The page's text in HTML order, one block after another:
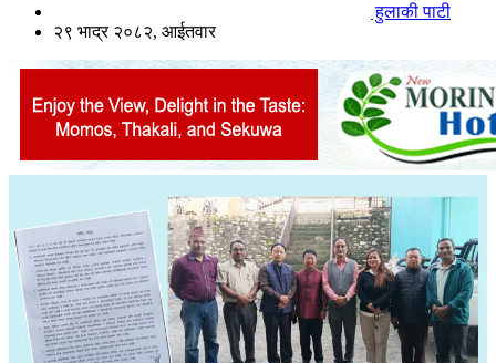
हुलाकी पाटी
२९ भाद्र २०८२, आईतवार